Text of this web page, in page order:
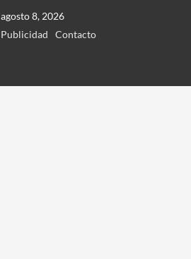
agosto 8, 2026
Publicidad
Contacto